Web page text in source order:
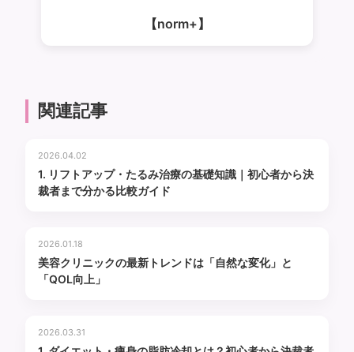
【norm+】
関連記事
2026.04.02
1. リフトアップ・たるみ治療の基礎知識｜初心者から決
裁者まで分かる比較ガイド
2026.01.18
美容クリニックの最新トレンドは「自然な変化」と
「QOL向上」
2026.03.31